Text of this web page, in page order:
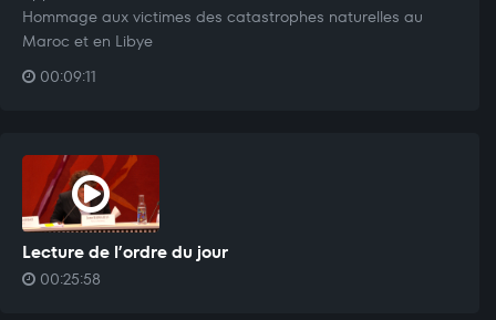
Hommage aux victimes des catastrophes naturelles au
Maroc et en Libye
00:09:11
Lecture de l’ordre du jour
00:25:58